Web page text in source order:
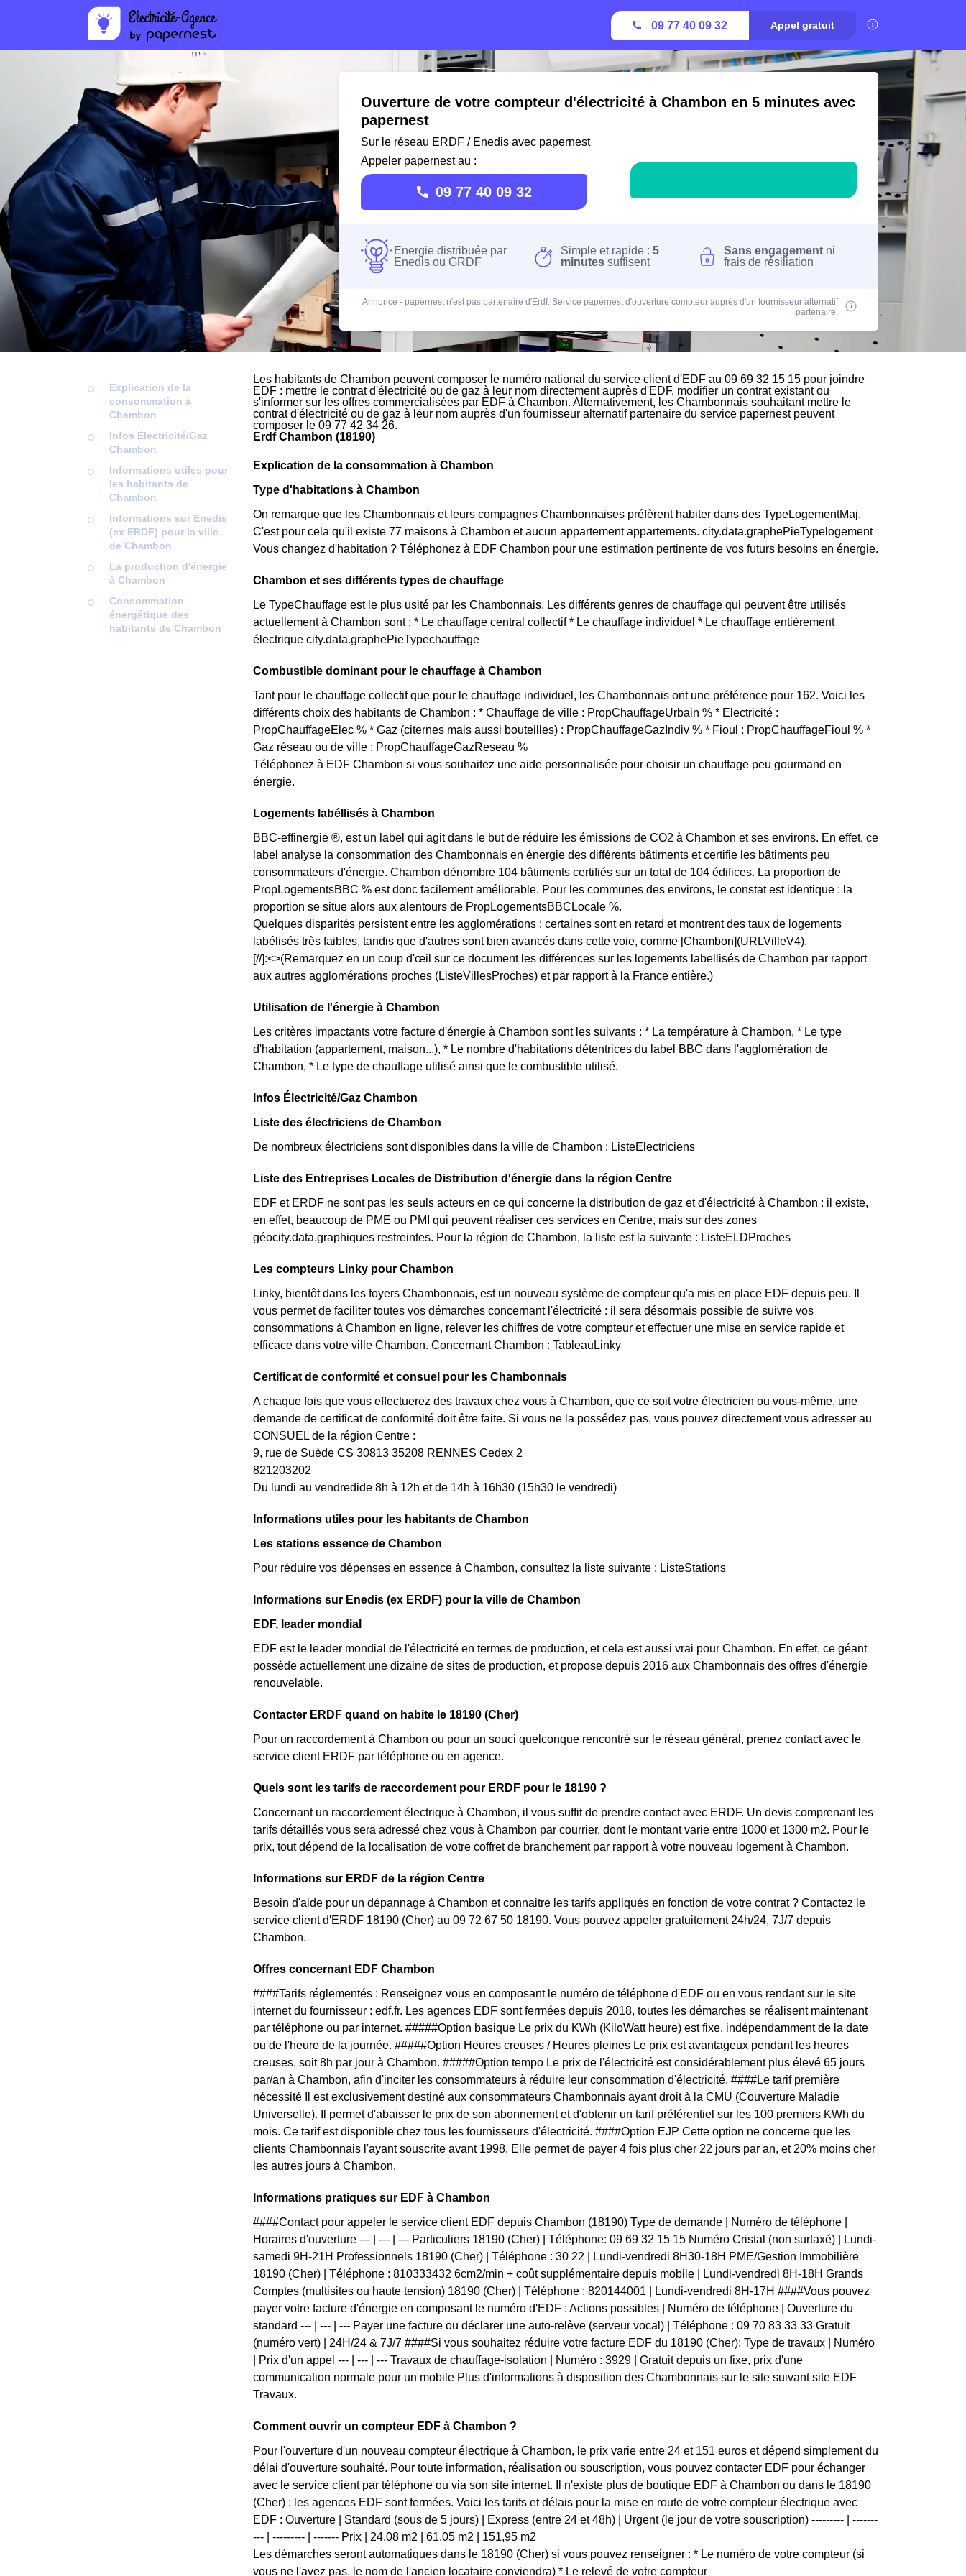
09 77 40 09 32 Appel gratuit
Ouverture de votre compteur d'électricité à Chambon en 5 minutes avec
papernest
Sur le réseau ERDF / Enedis avec papernest
Appeler papernest au :
09 77 40 09 32
Energie distribuée par
Enedis ou GRDF
Simple et rapide :5
minutes suffisent
Sans engagement ni
frais de résiliation
Annonce - papernest n'est pas partenaire d'Erdf. Service papernest d'ouverture compteur auprès d'un fournisseur alternatif
partenaire.
Explication de la
consommation à
Chambon
Infos Électricité/Gaz
Chambon
Informations utiles pour
les habitants de
Chambon
Informations sur Enedis
(ex ERDF) pour la ville
de Chambon
La production d'énergie
à Chambon
Consommation
énergétique des
habitants de Chambon
Les habitants de Chambon peuvent composer le numéro national du service client d'EDF au 09 69 32 15 15 pour joindre
EDF : mettre le contrat d'électricité ou de gaz à leur nom directement auprès d'EDF, modifier un contrat existant ou
s'informer sur les offres commercialisées par EDF à Chambon. Alternativement, les Chambonnais souhaitant mettre le
contrat d'électricité ou de gaz à leur nom auprès d'un fournisseur alternatif partenaire du service papernest peuvent
composer le 09 77 42 34 26.
Erdf Chambon (18190)
Explication de la consommation à Chambon
Type d'habitations à Chambon
On remarque que les Chambonnais et leurs compagnes Chambonnaises préfèrent habiter dans des TypeLogementMaj.
C'est pour cela qu'il existe 77 maisons à Chambon et aucun appartement appartements. city.data.graphePieTypelogement
Vous changez d'habitation ? Téléphonez à EDF Chambon pour une estimation pertinente de vos futurs besoins en énergie.
Chambon et ses différents types de chauffage
Le TypeChauffage est le plus usité par les Chambonnais. Les différents genres de chauffage qui peuvent être utilisés
actuellement à Chambon sont : * Le chauffage central collectif * Le chauffage individuel * Le chauffage entièrement
électrique city.data.graphePieTypechauffage
Combustible dominant pour le chauffage à Chambon
Tant pour le chauffage collectif que pour le chauffage individuel, les Chambonnais ont une préférence pour 162. Voici les
différents choix des habitants de Chambon : * Chauffage de ville : PropChauffageUrbain % * Electricité :
PropChauffageElec % * Gaz (citernes mais aussi bouteilles) : PropChauffageGazIndiv % * Fioul : PropChauffageFioul % *
Gaz réseau ou de ville : PropChauffageGazReseau %
Téléphonez à EDF Chambon si vous souhaitez une aide personnalisée pour choisir un chauffage peu gourmand en
énergie.
Logements labéllisés à Chambon
BBC-effinergie ®, est un label qui agit dans le but de réduire les émissions de CO2 à Chambon et ses environs. En effet, ce
label analyse la consommation des Chambonnais en énergie des différents bâtiments et certifie les bâtiments peu
consommateurs d'énergie. Chambon dénombre 104 bâtiments certifiés sur un total de 104 édifices. La proportion de
PropLogementsBBC % est donc facilement améliorable. Pour les communes des environs, le constat est identique : la
proportion se situe alors aux alentours de PropLogementsBBCLocale %.
Quelques disparités persistent entre les agglomérations : certaines sont en retard et montrent des taux de logements
labélisés très faibles, tandis que d'autres sont bien avancés dans cette voie, comme [Chambon](URLVilleV4).
[//]:<>(Remarquez en un coup d'œil sur ce document les différences sur les logements labellisés de Chambon par rapport
aux autres agglomérations proches (ListeVillesProches) et par rapport à la France entière.)
Utilisation de l'énergie à Chambon
Les critères impactants votre facture d'énergie à Chambon sont les suivants : * La température à Chambon, * Le type
d'habitation (appartement, maison...), * Le nombre d'habitations détentrices du label BBC dans l'agglomération de
Chambon, * Le type de chauffage utilisé ainsi que le combustible utilisé.
Infos Électricité/Gaz Chambon
Liste des électriciens de Chambon
De nombreux électriciens sont disponibles dans la ville de Chambon : ListeElectriciens
Liste des Entreprises Locales de Distribution d'énergie dans la région Centre
EDF et ERDF ne sont pas les seuls acteurs en ce qui concerne la distribution de gaz et d'électricité à Chambon : il existe,
en effet, beaucoup de PME ou PMI qui peuvent réaliser ces services en Centre, mais sur des zones
géocity.data.graphiques restreintes. Pour la région de Chambon, la liste est la suivante : ListeELDProches
Les compteurs Linky pour Chambon
Linky, bientôt dans les foyers Chambonnais, est un nouveau système de compteur qu'a mis en place EDF depuis peu. Il
vous permet de faciliter toutes vos démarches concernant l'électricité : il sera désormais possible de suivre vos
consommations à Chambon en ligne, relever les chiffres de votre compteur et effectuer une mise en service rapide et
efficace dans votre ville Chambon. Concernant Chambon : TableauLinky
Certificat de conformité et consuel pour les Chambonnais
A chaque fois que vous effectuerez des travaux chez vous à Chambon, que ce soit votre électricien ou vous-même, une
demande de certificat de conformité doit être faite. Si vous ne la possédez pas, vous pouvez directement vous adresser au
CONSUEL de la région Centre :
9, rue de Suède CS 30813 35208 RENNES Cedex 2
821203202
Du lundi au vendredide 8h à 12h et de 14h à 16h30 (15h30 le vendredi)
Informations utiles pour les habitants de Chambon
Les stations essence de Chambon
Pour réduire vos dépenses en essence à Chambon, consultez la liste suivante : ListeStations
Informations sur Enedis (ex ERDF) pour la ville de Chambon
EDF, leader mondial
EDF est le leader mondial de l'électricité en termes de production, et cela est aussi vrai pour Chambon. En effet, ce géant
possède actuellement une dizaine de sites de production, et propose depuis 2016 aux Chambonnais des offres d'énergie
renouvelable.
Contacter ERDF quand on habite le 18190 (Cher)
Pour un raccordement à Chambon ou pour un souci quelconque rencontré sur le réseau général, prenez contact avec le
service client ERDF par téléphone ou en agence.
Quels sont les tarifs de raccordement pour ERDF pour le 18190 ?
Concernant un raccordement électrique à Chambon, il vous suffit de prendre contact avec ERDF. Un devis comprenant les
tarifs détaillés vous sera adressé chez vous à Chambon par courrier, dont le montant varie entre 1000 et 1300 m2. Pour le
prix, tout dépend de la localisation de votre coffret de branchement par rapport à votre nouveau logement à Chambon.
Informations sur ERDF de la région Centre
Besoin d'aide pour un dépannage à Chambon et connaitre les tarifs appliqués en fonction de votre contrat ? Contactez le
service client d'ERDF 18190 (Cher) au 09 72 67 50 18190. Vous pouvez appeler gratuitement 24h/24, 7J/7 depuis
Chambon.
Offres concernant EDF Chambon
####Tarifs réglementés : Renseignez vous en composant le numéro de téléphone d'EDF ou en vous rendant sur le site
internet du fournisseur : edf.fr. Les agences EDF sont fermées depuis 2018, toutes les démarches se réalisent maintenant
par téléphone ou par internet. #####Option basique Le prix du KWh (KiloWatt heure) est fixe, indépendamment de la date
ou de l'heure de la journée. #####Option Heures creuses / Heures pleines Le prix est avantageux pendant les heures
creuses, soit 8h par jour à Chambon. #####Option tempo Le prix de l'électricité est considérablement plus élevé 65 jours
par/an à Chambon, afin d'inciter les consommateurs à réduire leur consommation d'électricité. ####Le tarif première
nécessité Il est exclusivement destiné aux consommateurs Chambonnais ayant droit à la CMU (Couverture Maladie
Universelle). Il permet d'abaisser le prix de son abonnement et d'obtenir un tarif préférentiel sur les 100 premiers KWh du
mois. Ce tarif est disponible chez tous les fournisseurs d'électricité. ####Option EJP Cette option ne concerne que les
clients Chambonnais l'ayant souscrite avant 1998. Elle permet de payer 4 fois plus cher 22 jours par an, et 20% moins cher
les autres jours à Chambon.
Informations pratiques sur EDF à Chambon
####Contact pour appeler le service client EDF depuis Chambon (18190) Type de demande | Numéro de téléphone |
Horaires d'ouverture --- | --- | --- Particuliers 18190 (Cher) | Téléphone: 09 69 32 15 15 Numéro Cristal (non surtaxé) | Lundi-
samedi 9H-21H Professionnels 18190 (Cher) | Téléphone : 30 22 | Lundi-vendredi 8H30-18H PME/Gestion Immobilière
18190 (Cher) | Téléphone : 810333432 6cm2/min + coût supplémentaire depuis mobile | Lundi-vendredi 8H-18H Grands
Comptes (multisites ou haute tension) 18190 (Cher) | Téléphone : 820144001 | Lundi-vendredi 8H-17H ####Vous pouvez
payer votre facture d'énergie en composant le numéro d'EDF : Actions possibles | Numéro de téléphone | Ouverture du
standard --- | --- | --- Payer une facture ou déclarer une auto-relève (serveur vocal) | Téléphone : 09 70 83 33 33 Gratuit
(numéro vert) | 24H/24 & 7J/7 ####Si vous souhaitez réduire votre facture EDF du 18190 (Cher): Type de travaux | Numéro
| Prix d'un appel --- | --- | --- Travaux de chauffage-isolation | Numéro : 3929 | Gratuit depuis un fixe, prix d'une
communication normale pour un mobile Plus d'informations à disposition des Chambonnais sur le site suivant site EDF
Travaux.
Comment ouvrir un compteur EDF à Chambon ?
Pour l'ouverture d'un nouveau compteur électrique à Chambon, le prix varie entre 24 et 151 euros et dépend simplement du
délai d'ouverture souhaité. Pour toute information, réalisation ou souscription, vous pouvez contacter EDF pour échanger
avec le service client par téléphone ou via son site internet. Il n'existe plus de boutique EDF à Chambon ou dans le 18190
(Cher) : les agences EDF sont fermées. Voici les tarifs et délais pour la mise en route de votre compteur électrique avec
EDF : Ouverture | Standard (sous de 5 jours) | Express (entre 24 et 48h) | Urgent (le jour de votre souscription) --------- | -------
--- | --------- | ------- Prix | 24,08 m2 | 61,05 m2 | 151,95 m2
Les démarches seront automatiques dans le 18190 (Cher) si vous pouvez renseigner : * Le numéro de votre compteur (si
vous ne l'avez pas, le nom de l'ancien locataire conviendra) * Le relevé de votre compteur